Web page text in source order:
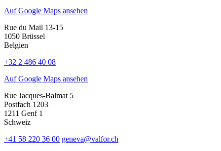
Auf Google Maps ansehen
Rue du Mail 13-15
1050 Brüssel
Belgien
+32 2 486 40 08
Auf Google Maps ansehen
Rue Jacques-Balmat 5
Postfach 1203
1211 Genf 1
Schweiz
+41 58 220 36 00 geneva@valfor.ch